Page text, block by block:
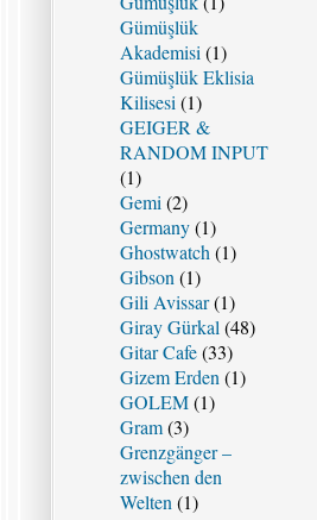
Gümüşlük
Akademisi (1)
Gümüşlük Eklisia
Kilisesi (1)
GEIGER &
RANDOM INPUT
(1)
Gemi (2)
Germany(1)
Ghostwatch (1)
Gibson (1)
Gili Avissar(1)
Giray Gürkal (48)
Gitar Cafe(33)
Gizem Erden (1)
GOLEM(1)
Gram(3)
Grenzgänger –
zwischen den
Welten (1)